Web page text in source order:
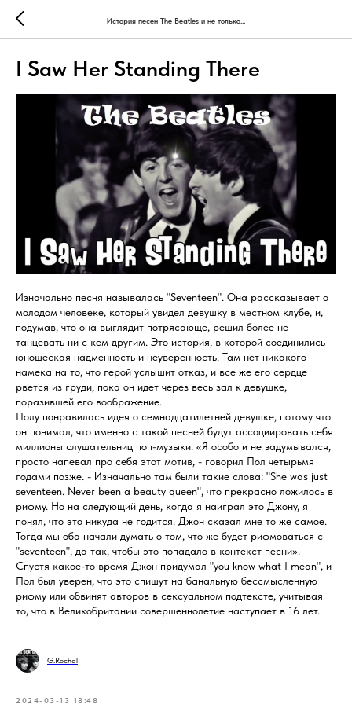
История песен The Beatles и не только...
I Saw Her Standing There
Изначально песня называлась "Seventeen". Она рассказывает о
молодом человеке, который увидел девушку в местном клубе, и,
подумав, что она выглядит потрясающе, решил более не
танцевать ни с кем другим. Это история, в которой соединились
юношеская надменность и неуверенность. Там нет никакого
намека на то, что герой услышит отказ, и все же его сердце
рвется из груди, пока он идет через весь зал к девушке,
поразившей его воображение.
Полу понравилась идея о семнадцатилетней девушке, потому что
он понимал, что именно с такой песней будут ассоциировать себя
миллионы слушательниц поп-музыки. «Я особо и не задумывался,
просто напевал про себя этот мотив, - говорил Пол четырьмя
годами позже. - Изначально там были такие слова: "She was just
seventeen. Never been a beauty queen", что прекрасно ложилось в
рифму. Но на следующий день, когда я наиграл это Джону, я
понял, что это никуда не годится. Джон сказал мне то же самое.
Тогда мы оба начали думать о том, что же будет рифмоваться с
"seventeen", да так, чтобы это попадало в контекст песни».
Спустя какое-то время Джон придумал "you know what I mean", и
Пол был уверен, что это спишут на банальную бессмысленную
рифму или обвинят авторов в сексуальном подтексте, учитывая
то, что в Великобритании совершеннолетие наступает в 16 лет.
G.Rochal
2024-03-13 18:48